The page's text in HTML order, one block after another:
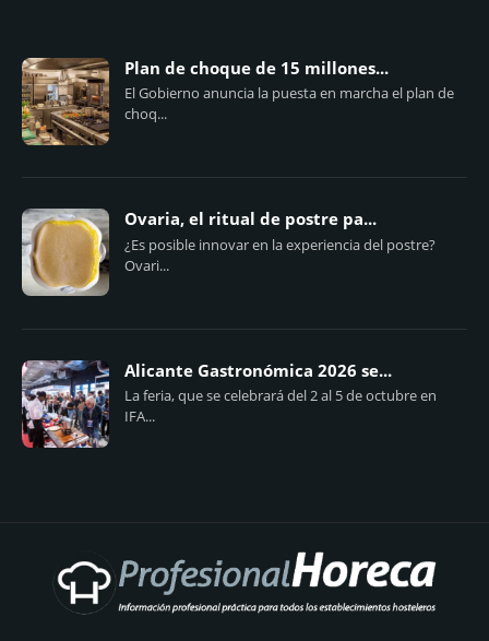
Plan de choque de 15 millones...
El Gobierno anuncia la puesta en marcha el plan de
choq...
Ovaria, el ritual de postre pa...
¿Es posible innovar en la experiencia del postre?
Ovari...
Alicante Gastronómica 2026 se...
La feria, que se celebrará del 2 al 5 de octubre en
IFA...